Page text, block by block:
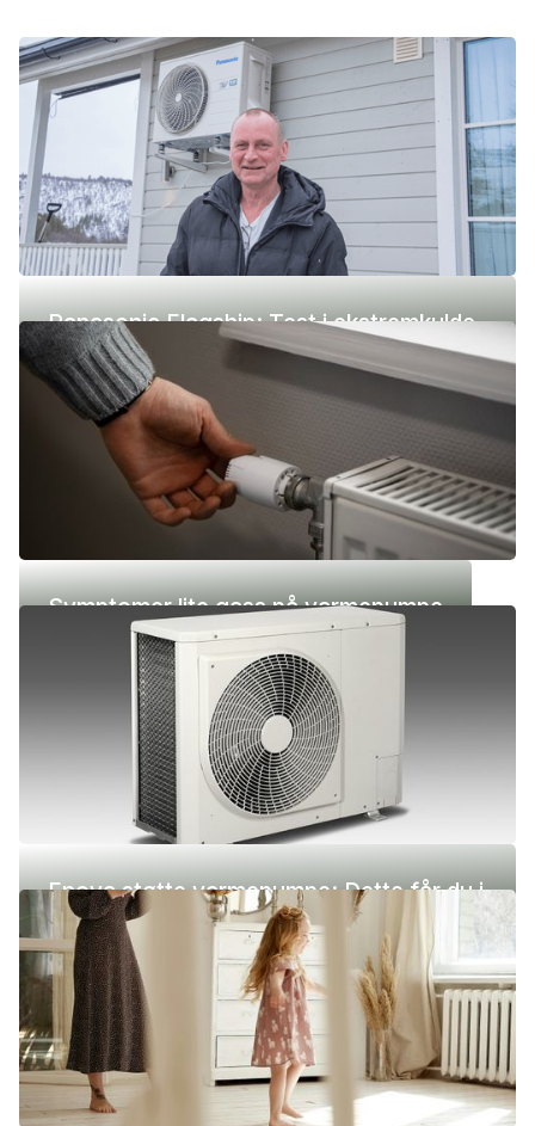
Panasonic Flagship: Test i ekstremkulde
(-42 °C)
Symptomer lite gass på varmepumpe
Enova støtte varmepumpe: Dette får du i
2026